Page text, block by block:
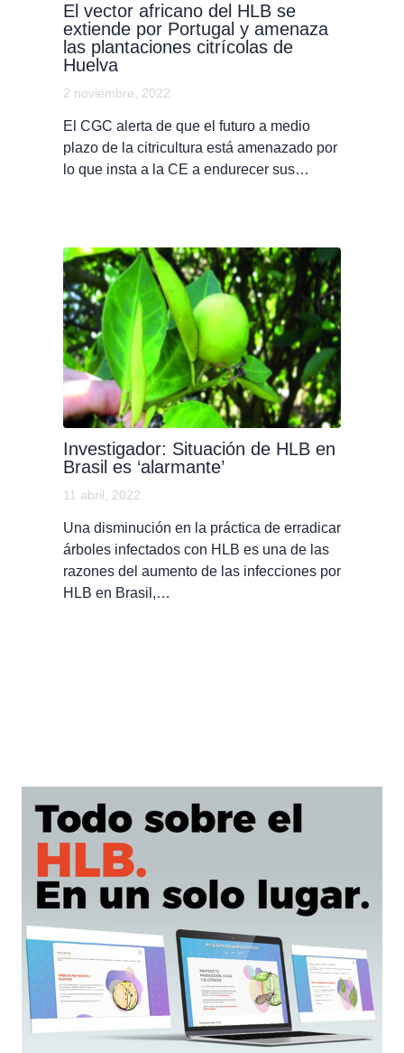
El vector africano del HLB se
extiende por Portugal y amenaza
las plantaciones citrícolas de
Huelva
2 noviembre, 2022
El CGC alerta de que el futuro a medio
plazo de la citricultura está amenazado por
lo que insta a la CE a endurecer sus…
Investigador: Situación de HLB en
Brasil es ‘alarmante’
11 abril, 2022
Una disminución en la práctica de erradicar
árboles infectados con HLB es una de las
razones del aumento de las infecciones por
HLB en Brasil,…